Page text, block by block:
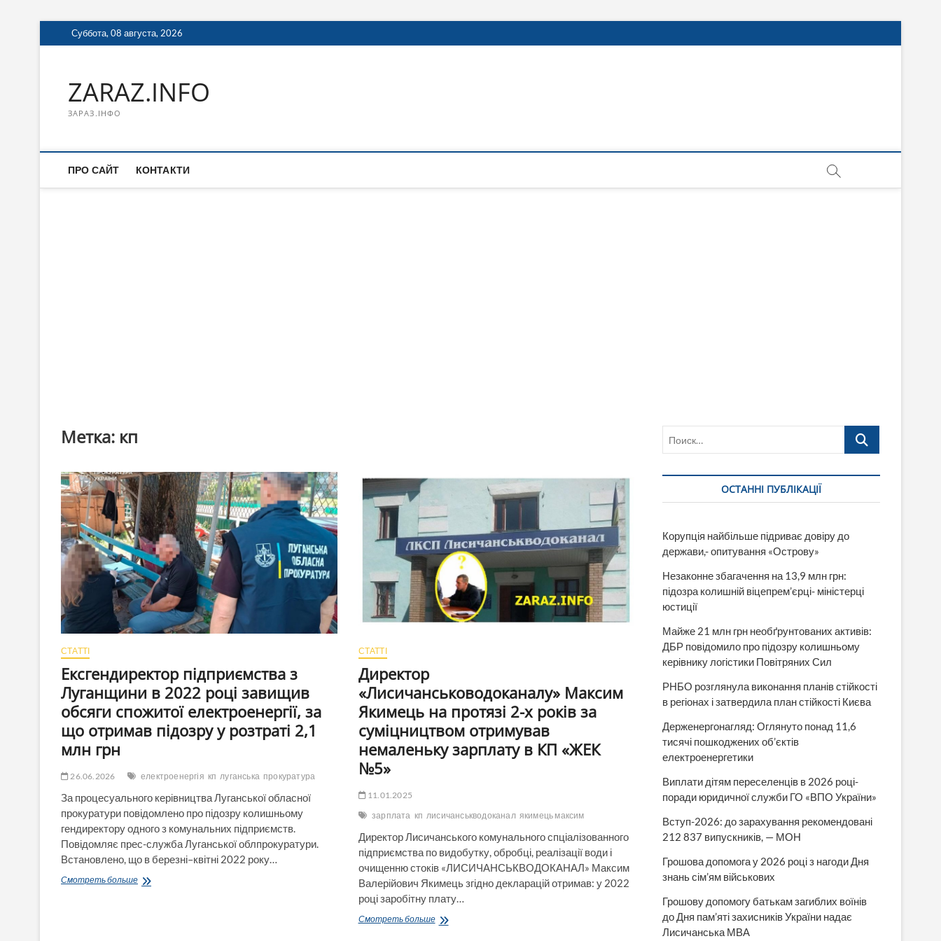
Перейти
к
Суббота, 08 августа, 2026
ZARAZ.INFO
ЗАРАЗ.ІНФО
ПРО САЙТ КОНТАКТИ
Метка: кп
СТАТТІ
Ексгендиректор підприємства з
Луганщини в 2022 році завищив
обсяги спожитої електроенергії, за
що отримав підозру у розтраті 2,1
млн грн
26.06.2026 електроенергія кп луганська прокуратура
За процесуального керівництва Луганської обласної
прокуратури повідомлено про підозру колишньому
гендиректору одного з комунальних підприємств.
Повідомляє прес-служба Луганської облпрокуратури.
Встановлено, що в березні–квітні 2022 року…
Смотреть большеЕксгендиректор
СТАТТІ
Директор
«Лисичансьководоканалу» Максим
Якимець на протязі 2-х років за
суміцництвом отримував
немаленьку зарплату в КП «ЖЕК
№5»
11.01.2025
зарплата кп лисичанськводоканал якимець максим
Директор Лисичанського комунального спціалізованного
підприємства по видобутку, обробці, реалізації води і
очищенню стоків «ЛИСИЧАНСЬКВОДОКАНАЛ» Максим
Валерійович Якимець згідно декларацій отримав: у 2022
році заробітну плату…
Смотреть большеДиректор
Поиск…
ОСТАННІ ПУБЛІКАЦІЇ
Корупція найбільше підриває довіру до
держави,- опитування «Острову»
Незаконне збагачення на 13,9 млн грн:
підозра колишній віцепрем’єрці- міністерці
юстиції
Майже 21 млн грн необґрунтованих активів:
ДБР повідомило про підозру колишньому
керівнику логістики Повітряних Сил
РНБО розглянула виконання планів стійкості
в регіонах і затвердила план стійкості Києва
Держенергонагляд: Оглянуто понад 11,6
тисячі пошкоджених об’єктів
електроенергетики
Виплати дітям переселенців в 2026 році-
поради юридичної служби ГО «ВПО України»
Вступ-2026: до зарахування рекомендовані
212 837 випускників, — МОН
Грошова допомога у 2026 році з нагоди Дня
знань сім’ям військових
Грошову допомогу батькам загиблих воїнів
до Дня пам’яті захисників України надає
Лисичанська МВА